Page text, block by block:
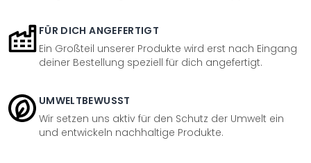
FÜR DICH ANGEFERTIGT
Ein Großteil unserer Produkte wird erst nach Eingang
deiner Bestellung speziell für dich angefertigt.
UMWELTBEWUSST
Wir setzen uns aktiv für den Schutz der Umwelt ein
und entwickeln nachhaltige Produkte.